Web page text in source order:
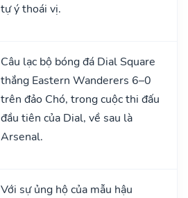
tự ý thoái vị.
Câu lạc bộ bóng đá Dial Square
thắng Eastern Wanderers 6–0
trên đảo Chó, trong cuộc thi đấu
đầu tiên của Dial, về sau là
Arsenal.
Với sự ủng hộ của mẫu hậu